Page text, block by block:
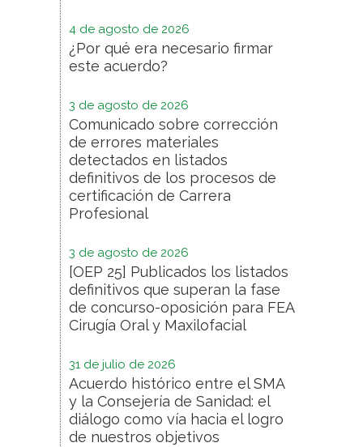
4 de agosto de 2026
¿Por qué era necesario firmar
este acuerdo?
3 de agosto de 2026
Comunicado sobre corrección
de errores materiales
detectados en listados
definitivos de los procesos de
certificación de Carrera
Profesional
3 de agosto de 2026
[OEP 25] Publicados los listados
definitivos que superan la fase
de concurso-oposición para FEA
Cirugía Oral y Maxilofacial
31 de julio de 2026
Acuerdo histórico entre el SMA
y la Consejería de Sanidad: el
diálogo como vía hacia el logro
de nuestros objetivos